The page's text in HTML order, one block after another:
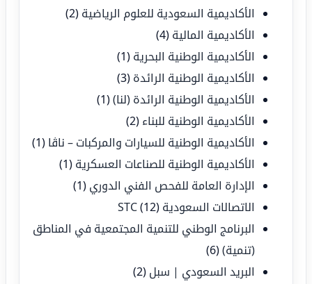
الأكاديمية السعودية للعلوم الرياضية (2)
الأكاديمية المالية (4)
الأكاديمية الوطنية البحرية (1)
الأكاديمية الوطنية الرائدة (3)
الأكاديمية الوطنية الرائدة (لنا)(1)
الأكاديمية الوطنية للبناء (2)
الأكاديمية الوطنية للسيارات والمركبات – ناڤا (1)
الأكاديمية الوطنية للصناعات العسكرية (1)
الإدارة العامة للفحص الفني الدوري (1)
الاتصالات السعودية STC (12)
البرنامج الوطني للتنمية المجتمعية في المناطق
(تنمية)(6)
البريد السعودي | سبل (2)